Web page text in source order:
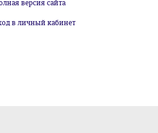
версия сайта
в личный кабинет